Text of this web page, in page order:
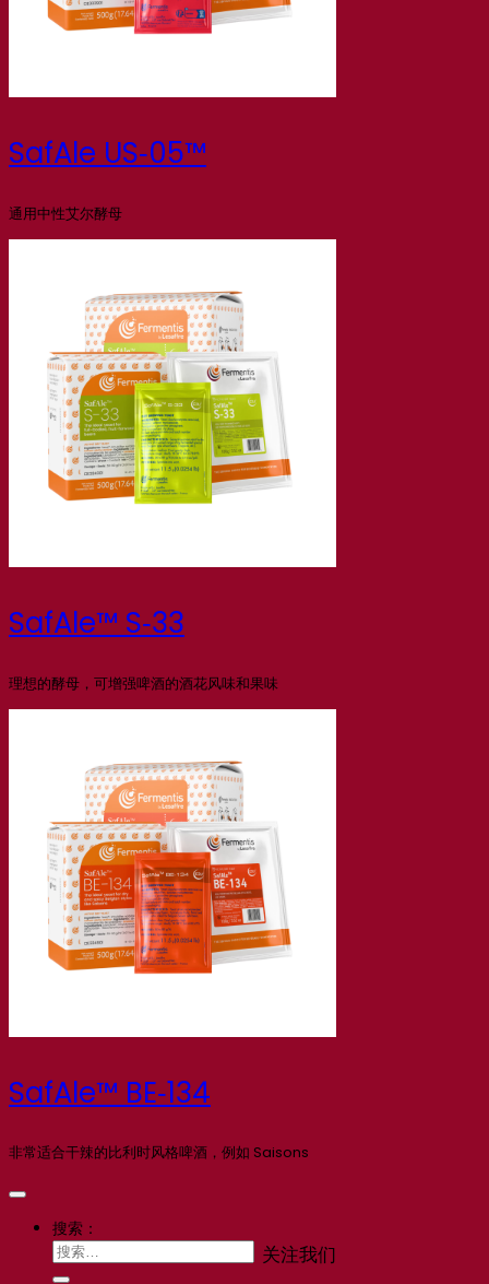
SafAle US‑05™
通用中性艾尔酵母
SafAle™ S‑33
理想的酵母，可增强啤酒的酒花风味和果味
SafAle™ BE‑134
非常适合干辣的比利时风格啤酒，例如 Saisons
关注我们
搜索：